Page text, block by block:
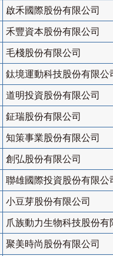
啟禾國際股份有限公司
禾豐資本股份有限公司
毛棧股份有限公司
鈦境運動科技股份有限公
道明投資股份有限公司
鉦瑞股份有限公司
知策事業股份有限公司
創弘股份有限公司
聯雄國際投資股份有限公
小豆芽股份有限公司
爪族動力生物科技股份有
聚美時尚股份有限公司